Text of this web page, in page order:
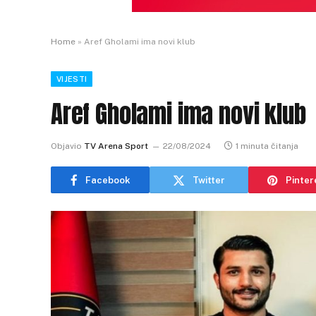
Home » Aref Gholami ima novi klub
VIJESTI
Aref Gholami ima novi klub
Objavio TV Arena Sport 22/08/2024 1 minuta čitanja
Facebook Twitter